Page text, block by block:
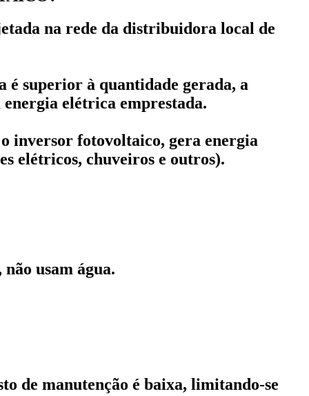
na rede da distribuidora local de
é superior à quantidade gerada, a
elétrica emprestada.
inversor fotovoltaico, gera energia
elétricos, chuveiros e outros).
usam água.
de manutenção é baixa, limitando-se